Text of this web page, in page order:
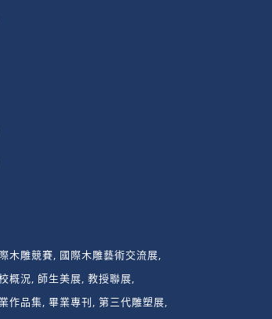
木雕競賽 國際木雕藝術交流展
概況 師生美展 教授聯展
作品集 畢業專刊 第三代雕塑展